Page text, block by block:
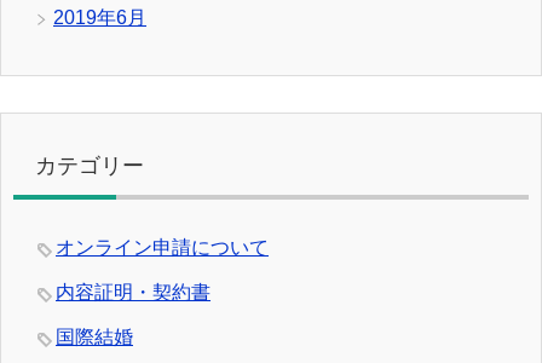
2019年6月
カテゴリー
オンライン申請について
内容証明・契約書
国際結婚